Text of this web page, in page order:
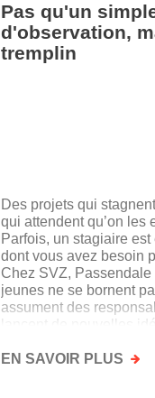
Pas qu'un
d'observation,
tremplin
Des projets qui
qui attendent qu’on les
Parfois, un stagiaire est
dont vous avez besoin
Chez SVZ, Passendale
jeunes ne se bornent
assument des
lancent de nouvelles
EN SAVOIR PLUS SUR